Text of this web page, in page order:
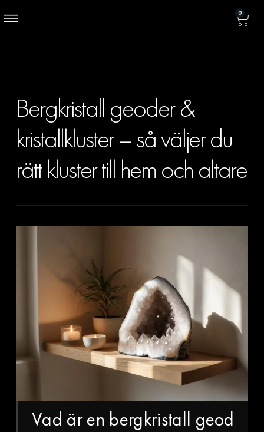
0
Bergkristall geoder &
kristallkluster – så väljer du
rätt kluster till hem och altare
Vad är en bergkristall geod